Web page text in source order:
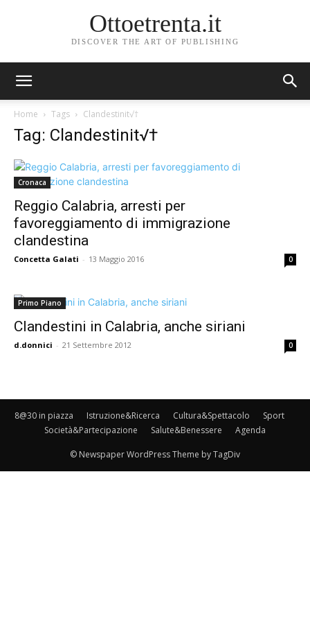
Ottoetrenta.it
DISCOVER THE ART OF PUBLISHING
Home Tags Clandestinit√†
Tag: Clandestinit√†
Cronaca
Reggio Calabria, arresti per
favoreggiamento di immigrazione
clandestina
Concetta Galati - 13 Maggio 2016 0
Primo Piano
Clandestini in Calabria, anche siriani
d.donnici - 21 Settembre 2012 0
8@30 in piazza Istruzione&Ricerca Cultura&Spettacolo
Sport
Società&Partecipazione
Salute&Benessere Agenda
© Newspaper WordPress Theme by TagDiv